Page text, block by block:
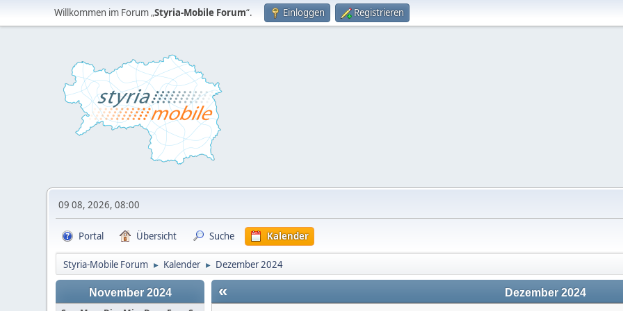
Willkommen im Forum „Styria-Mobile Forum“. Einloggen Registrieren
09 08, 2026, 08:00
Portal Übersicht Suche Kalender
Styria-Mobile Forum ► Kalender ► Dezember 2024
November 2024 « Dezember 2024